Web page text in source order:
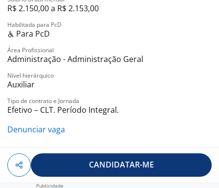
fortalecer uma cultura cada vez mais inclusiva!
R$ 2.150,00 a R$ 2.153,00
Habilitada para PcD
Para PcD
Área Profissional
Administração - Administração Geral
Nível hierárquico
Auxiliar
Tipo de contrato e Jornada
Efetivo – CLT. Período Integral.
Denunciar vaga
CANDIDATAR-ME